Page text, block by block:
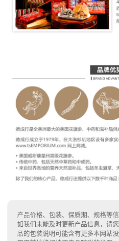
产品价格、包装、保质期、规格等
如我们未能及时更新产品信息，请
品的包装说明可能含有更多本网站